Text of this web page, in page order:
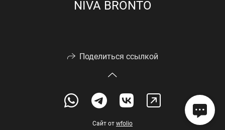
NIVA BRONTO
Поделиться ссылкой
Сайт от wfolio